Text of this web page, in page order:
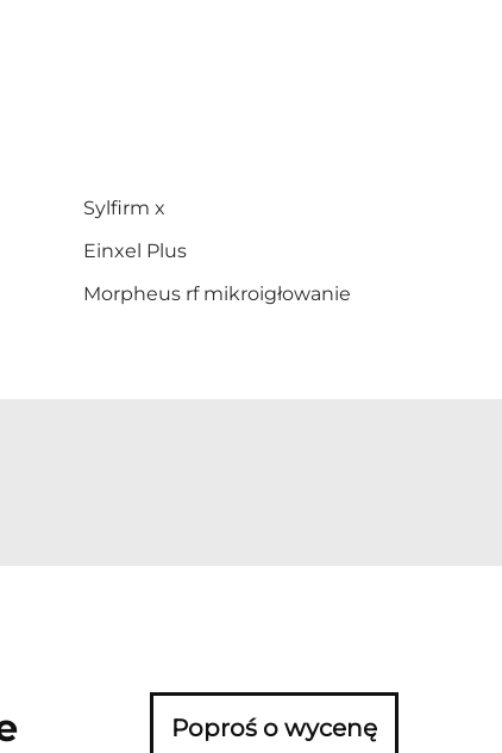
Sylfirm x
Einxel Plus
Morpheus rf mikroigłowanie
Poproś o wycenę